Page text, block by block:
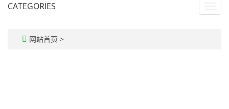
CATEGORIES
网站首页 >